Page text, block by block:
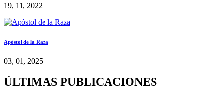
19, 11, 2022
Apóstol de la Raza
03, 01, 2025
ÚLTIMAS PUBLICACIONES